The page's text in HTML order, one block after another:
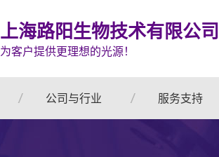
上海路阳生物技术有限公司
为客户提供更理想的光源！
公司与行业 服务支持